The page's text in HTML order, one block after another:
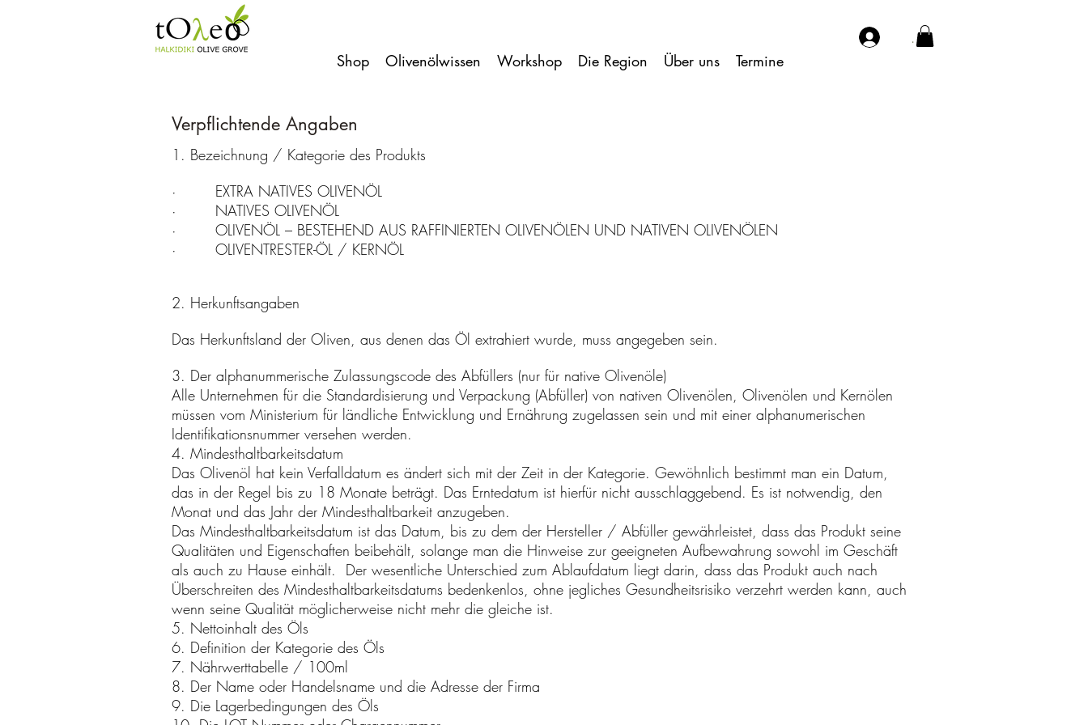
Shop Olivenölwissen Workshop Die Region Über uns Termine
.
Verpflichtende Angaben
1. Bezeichnung / Kategorie des Produkts
· EXTRA NATIVES OLIVENÖL
· NATIVES OLIVENÖL
· OLIVENÖL – BESTEHEND AUS RAFFINIERTEN OLIVENÖLEN UND NATIVEN OLIVENÖLEN
· OLIVENTRESTER-ÖL / KERNÖL
2. Herkunftsangaben
Das Herkunftsland der Oliven, aus denen das Öl extrahiert wurde, muss angegeben sein.
3. Der alphanummerische Zulassungscode des Abfüllers (nur für native Olivenöle)
Alle Unternehmen für die Standardisierung und Verpackung (Abfüller) von nativen Olivenölen, Olivenölen und Kernölen
müssen vom Ministerium für ländliche Entwicklung und Ernährung zugelassen sein und mit einer alphanumerischen
Identifikationsnummer versehen werden.
4. Mindesthaltbarkeitsdatum
Das Olivenöl hat kein Verfalldatum es ändert sich mit der Zeit in der Kategorie. Gewöhnlich bestimmt man ein Datum,
das in der Regel bis zu 18 Monate beträgt. Das Erntedatum ist hierfür nicht ausschlaggebend. Es ist notwendig, den
Monat und das Jahr der Mindesthaltbarkeit anzugeben.
Das Mindesthaltbarkeitsdatum ist das Datum, bis zu dem der Hersteller / Abfüller gewährleistet, dass das Produkt seine
Qualitäten und Eigenschaften beibehält, solange man die Hinweise zur geeigneten Aufbewahrung sowohl im Geschäft
als auch zu Hause einhält. Der wesentliche Unterschied zum Ablaufdatum liegt darin, dass das Produkt auch nach
Überschreiten des Mindesthaltbarkeitsdatums bedenkenlos, ohne jegliches Gesundheitsrisiko verzehrt werden kann, auch
wenn seine Qualität möglicherweise nicht mehr die gleiche ist.
5. Nettoinhalt des Öls
6. Definition der Kategorie des Öls
7. Nährwerttabelle / 100ml
8. Der Name oder Handelsname und die Adresse der Firma
9. Die Lagerbedingungen des Öls